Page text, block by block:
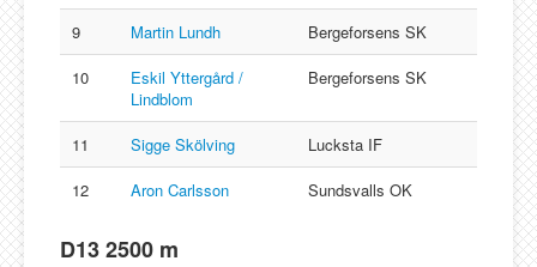
9
Martin Lundh
Bergeforsens SK
10
Eskil Yttergård /
Lindblom
Bergeforsens SK
11 Sigge Skölving
Lucksta IF
12
Aron Carlsson Sundsvalls OK
D13 2500 m